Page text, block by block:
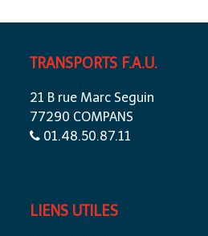
TRANSPORTS F.A.U.
21 B rue Marc Seguin
77290 COMPANS
01.48.50.87.11
LIENS UTILES